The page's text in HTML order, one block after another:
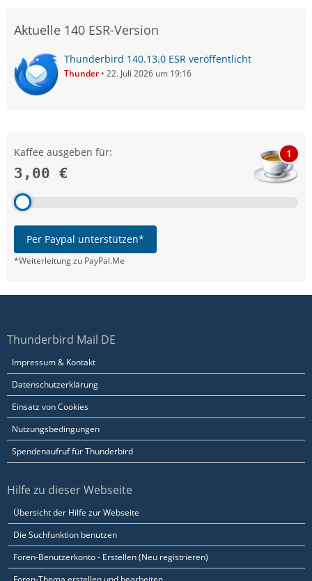
Aktuelle 140 ESR-Version
Thunderbird 140.13.0 ESR veröffentlicht
Thunder 22. Juli 2026 um 19:16
Kaffee ausgeben für:
3,00 €
1
Per Paypal unterstützen*
*Weiterleitung zu PayPal.Me
Thunderbird Mail DE
Impressum & Kontakt
Datenschutzerklärung
Einsatz von Cookies
Nutzungsbedingungen
Spendenaufruf für Thunderbird
Hilfe zu dieser Webseite
Übersicht der Hilfe zur Webseite
Die Suchfunktion benutzen
Foren-Benutzerkonto - Erstellen (Neu registrieren)